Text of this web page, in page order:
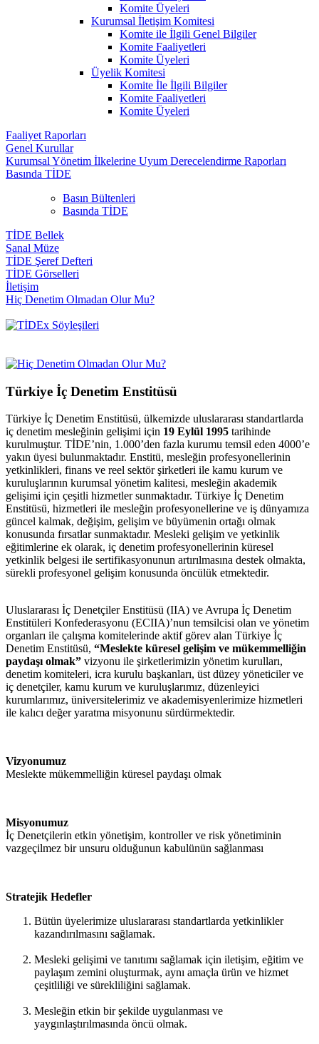
Komite Üyeleri
Kurumsal İletişim Komitesi
Komite ile İlgili Genel Bilgiler
Komite Faaliyetleri
Komite Üyeleri
Üyelik Komitesi
Komite İle İlgili Bilgiler
Komite Faaliyetleri
Komite Üyeleri
Faaliyet Raporları
Genel Kurullar
Kurumsal Yönetim İlkelerine Uyum Derecelendirme Raporları
Basında TİDE
Basın Bültenleri
Basında TİDE
TİDE Bellek
Sanal Müze
TİDE Şeref Defteri
TİDE Görselleri
İletişim
Hiç Denetim Olmadan Olur Mu?
Türkiye İç Denetim Enstitüsü
Türkiye İç Denetim Enstitüsü, ülkemizde uluslararası standartlarda
iç denetim mesleğinin gelişimi için 19 Eylül 1995 tarihinde
kurulmuştur. TİDE’nin, 1.000’den fazla kurumu temsil eden 4000’e
yakın üyesi bulunmaktadır. Enstitü, mesleğin profesyonellerinin
yetkinlikleri, finans ve reel sektör şirketleri ile kamu kurum ve
kuruluşlarının kurumsal yönetim kalitesi, mesleğin akademik
gelişimi için çeşitli hizmetler sunmaktadır. Türkiye İç Denetim
Enstitüsü, hizmetleri ile mesleğin profesyonellerine ve iş dünyamıza
güncel kalmak, değişim, gelişim ve büyümenin ortağı olmak
konusunda fırsatlar sunmaktadır. Mesleki gelişim ve yetkinlik
eğitimlerine ek olarak, iç denetim profesyonellerinin küresel
yetkinlik belgesi ile sertifikasyonunun artırılmasına destek olmakta,
sürekli profesyonel gelişim konusunda öncülük etmektedir.
Uluslararası İç Denetçiler Enstitüsü (IIA) ve Avrupa İç Denetim
Enstitüleri Konfederasyonu (ECIIA)’nun temsilcisi olan ve yönetim
organları ile çalışma komitelerinde aktif görev alan Türkiye İç
Denetim Enstitüsü, “Meslekte küresel gelişim ve mükemmelliğin
paydaşı olmak” vizyonu ile şirketlerimizin yönetim kurulları,
denetim komiteleri, icra kurulu başkanları, üst düzey yöneticiler ve
iç denetçiler, kamu kurum ve kuruluşlarımız, düzenleyici
kurumlarımız, üniversitelerimiz ve akademisyenlerimize hizmetleri
ile kalıcı değer yaratma misyonunu sürdürmektedir.
Vizyonumuz
Meslekte mükemmelliğin küresel paydaşı olmak
Misyonumuz
İç Denetçilerin etkin yönetişim, kontroller ve risk yönetiminin
vazgeçilmez bir unsuru olduğunun kabulünün sağlanması
Stratejik Hedefler
Bütün üyelerimize uluslararası standartlarda yetkinlikler
kazandırılmasını sağlamak.
Mesleki gelişimi ve tanıtımı sağlamak için iletişim, eğitim ve
paylaşım zemini oluşturmak, aynı amaçla ürün ve hizmet
çeşitliliği ve sürekliliğini sağlamak.
Mesleğin etkin bir şekilde uygulanması ve
yaygınlaştırılmasında öncü olmak.